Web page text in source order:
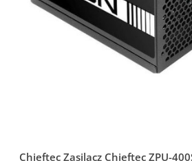
Chieftec Zasilacz Chieftec ZPU-